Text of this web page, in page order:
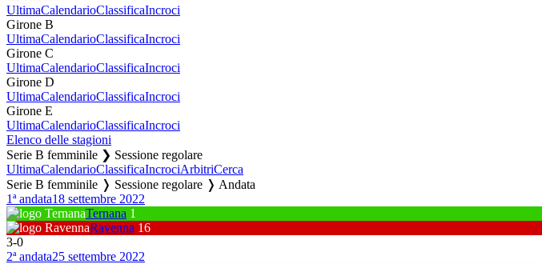
UltimaCalendarioClassificaIncroci
Girone B
UltimaCalendarioClassificaIncroci
Girone C
UltimaCalendarioClassificaIncroci
Girone D
UltimaCalendarioClassificaIncroci
Girone E
UltimaCalendarioClassificaIncroci
Elenco delle stagioni
Serie B femminile ❯ Sessione regolare
UltimaCalendarioClassificaIncrociArbitriCerca
Serie B femminile ❭ Sessione regolare ❭ Andata
1ª andata18 settembre 2022
Ternana 1
Ravenna 16
3-0
2ª andata25 settembre 2022